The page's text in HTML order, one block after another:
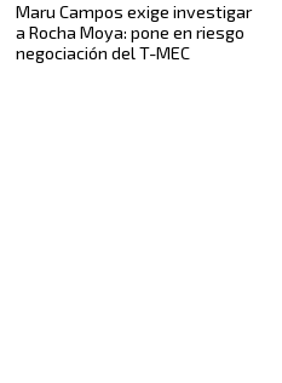
Maru Campos exige investigar
a Rocha Moya: pone en riesgo
negociación del T-MEC